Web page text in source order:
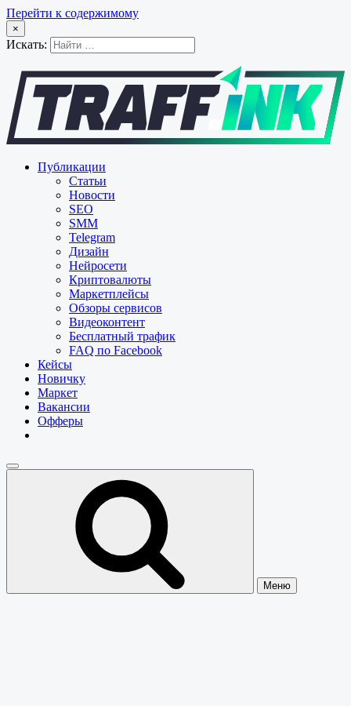
Перейти к содержимому
×
Искать:
Публикации
Статьи
Новости
SEO
SMM
Telegram
Дизайн
Нейросети
Криптовалюты
Маркетплейсы
Обзоры сервисов
Видеоконтент
Бесплатный трафик
FAQ по Facebook
Кейсы
Новичку
Маркет
Вакансии
Офферы
Меню